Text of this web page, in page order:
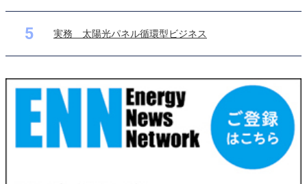
5 実務 太陽光パネル循環型ビジネス